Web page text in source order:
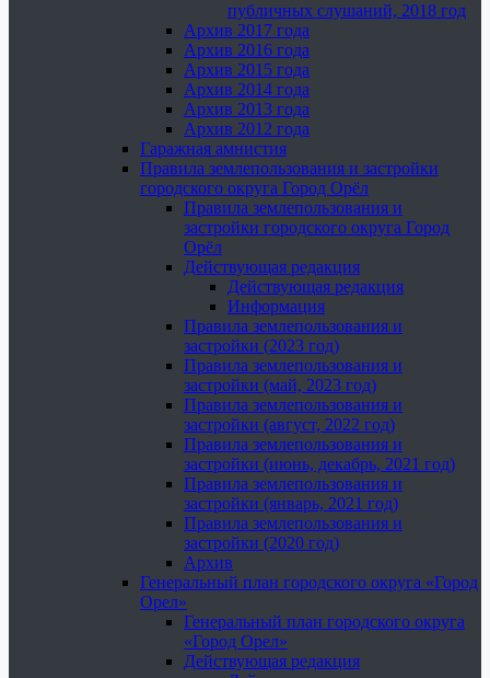
публичных слушаний, 2018 год
Архив 2017 года
Архив 2016 года
Архив 2015 года
Архив 2014 года
Архив 2013 года
Архив 2012 года
Гаражная амнистия
Правила землепользования и застройки
городского округа Город Орёл
Правила землепользования и
застройки городского округа Город
Орёл
Действующая редакция
Действующая редакция
Информация
Правила землепользования и
застройки (2023 год)
Правила землепользования и
застройки (май, 2023 год)
Правила землепользования и
застройки (август, 2022 год)
Правила землепользования и
застройки (июнь, декабрь, 2021 год)
Правила землепользования и
застройки (январь, 2021 год)
Правила землепользования и
застройки (2020 год)
Архив
Генеральный план городского округа «Город
Орел»
Генеральный план городского округа
«Город Орел»
Действующая редакция